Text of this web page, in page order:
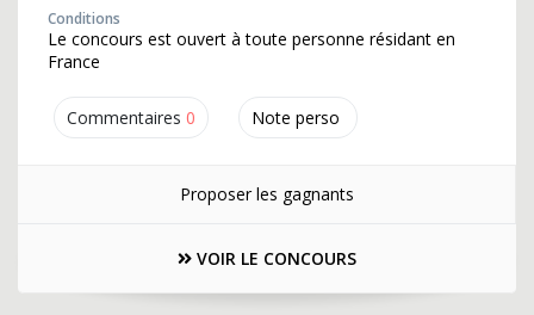
Commentaires 0 Note perso
Conditions
Le concours est ouvert à toute personne résidant en
France
Proposer les gagnants
VOIR LE CONCOURS